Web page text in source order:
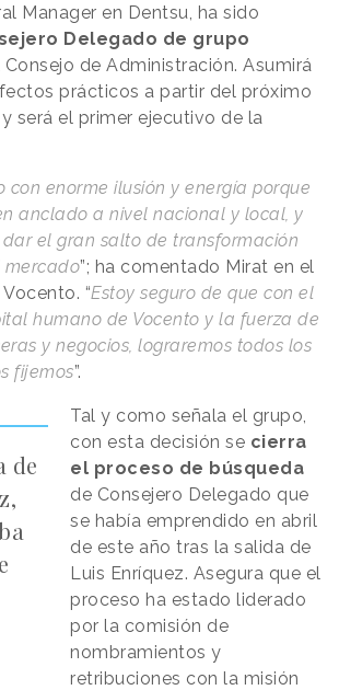
Manager en Dentsu, ha sido
Delegado de grupo
Consejo de Administración. Asumirá
prácticos a partir del próximo
será el primer ejecutivo de la
con enorme ilusión y energía porque
anclado a nivel nacional y local, y
el gran salto de transformación
mercado”; ha comentado Mirat en el
“Estoy seguro de que con el
humano de Vocento y la fuerza de
y negocios, lograremos todos los
fijemos”.
de
Tal y como señala el grupo,
con esta decisión se cierra
el proceso de búsqueda
de Consejero Delegado que
se había emprendido en abril
de este año tras la salida de
Luis Enríquez. Asegura que el
proceso ha estado liderado
por la comisión de
nombramientos y
retribuciones con la misión